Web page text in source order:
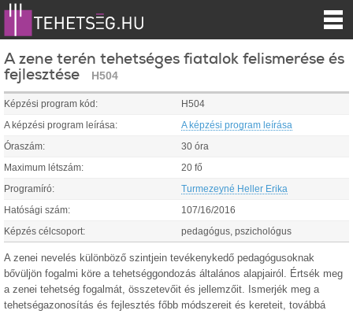
A zene terén tehetséges fiatalok felismerése és
fejlesztése
H504
Képzési program kód: H504
A képzési program leírása: A képzési program leírása
Óraszám: 30 óra
Maximum létszám: 20 fő
Programíró: Turmezeyné Heller Erika
Hatósági szám: 107/16/2016
Képzés célcsoport: pedagógus, pszichológus
A zenei nevelés különböző szintjein tevékenykedő pedagógusoknak
bővüljön fogalmi köre a tehetséggondozás általános alapjairól. Értsék meg
a zenei tehetség fogalmát, összetevőit és jellemzőit. Ismerjék meg a
tehetségazonosítás és fejlesztés főbb módszereit és kereteit, továbbá